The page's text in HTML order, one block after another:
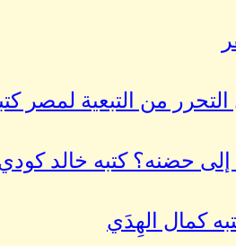
من التبعية لمصر
حضنه؟ كتبه خالد
كمال الهِدَي